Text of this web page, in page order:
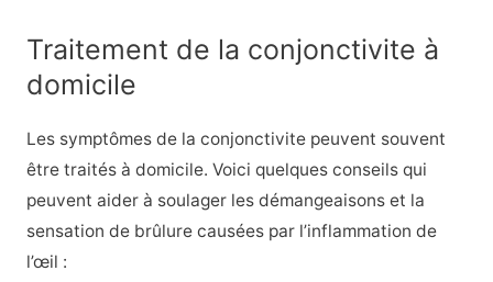
Traitement de la conjonctivite à
domicile
Les symptômes de la conjonctivite peuvent souvent
être traités à domicile. Voici quelques conseils qui
peuvent aider à soulager les démangeaisons et la
sensation de brûlure causées par l’inflammation de
l’œil :